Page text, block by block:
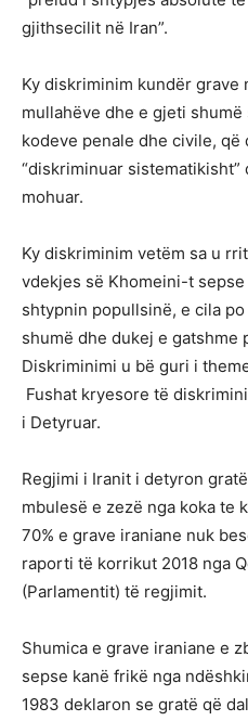
gjithsecilit në Iran”.
Ky diskriminim kundër grave
mullahëve dhe e gjeti
kodeve penale dhe civile,
“diskriminuar
mohuar.
Ky diskriminim vetëm sa u
vdekjes së Khomeini-t
shtypnin popullsinë, e cila
shumë dhe dukej e gatshme
Diskriminimi u bë guri i
Fushat kryesore të
i Detyruar.
Regjimi i Iranit i detyron
mbulesë e zezë nga koka te
70% e grave iraniane nuk
raporti të korrikut 2018 nga
(Parlamentit) të regjimit.
Shumica e grave iraniane e
sepse kanë frikë nga
1983 deklaron se gratë që